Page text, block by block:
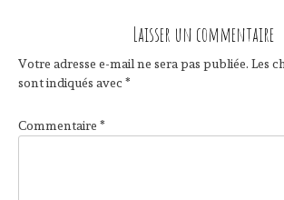
Laisser un commentaire
Votre adresse e-mail ne sera pas publiée. Les
sont indiqués avec *
Commentaire *